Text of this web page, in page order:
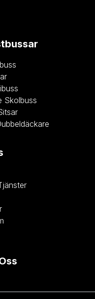
Skolbuss